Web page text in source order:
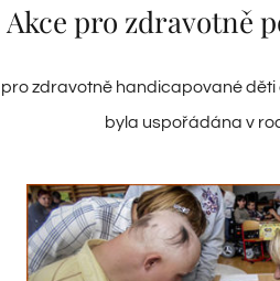
Akce pro zdravotně
zdravotně handicapované
byla uspořádána v